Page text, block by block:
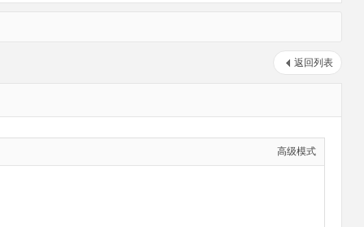
返回列表
高级模式